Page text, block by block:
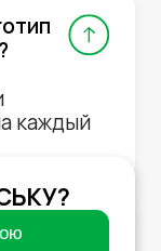
каждый